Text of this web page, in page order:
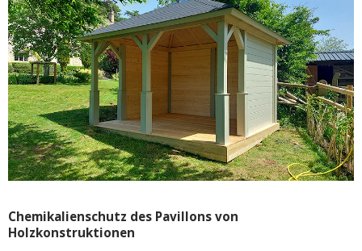
Chemikalienschutz des Pavillons von
Holzkonstruktionen